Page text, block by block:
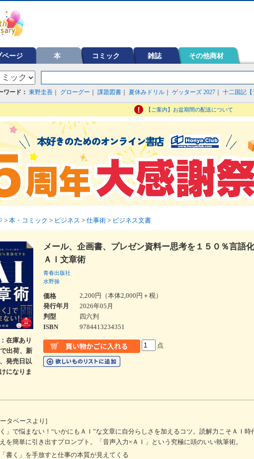
ページ 本 コミック 雑誌 その他商材
ワード： 東野圭吾 グローグー 課題図書 夏休みドリル ゲッターズ 2027 十二国記【
【ご案内】お盆期間の配送について
> 本・コミック > ビジネス > 仕事術 > ビジネス文書
：在庫あり
で出荷、新
発売日以
になりま
メール、企画書、プレゼン資料ー思考を１５０％言語
ＡＩ文章術
青春出版社
水野操
価格
2,200円（本体2,000円＋税）
発行年月
2026年05月
判型
四六判
ISBN
9784413234351
点
タベースより]
」で悩まない！“いかにもＡＩ”な文章に自分らしさを加えるコツ。読解力こそＡＩ
を簡単に引き出すプロンプト。「音声入力×ＡＩ」という究極に頭のいい執筆術。
書く」を手放すと仕事の本質が見えてくる